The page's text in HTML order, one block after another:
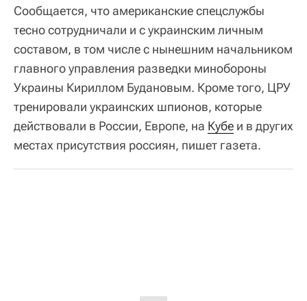
Сообщается, что американские спецслужбы
тесно сотрудничали и с украинским личным
составом, в том числе с нынешним начальником
главного управления разведки минобороны
Украины Кириллом Будановым. Кроме того, ЦРУ
тренировали украинских шпионов, которые
действовали в России, Европе, на Кубе и в других
местах присутствия россиян, пишет газета.